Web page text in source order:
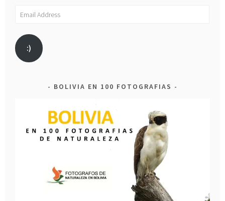
Email
:)
BOLIVIA EN 100 FOTOGRAFIAS